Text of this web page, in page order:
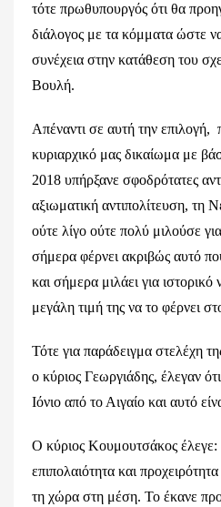
τότε πρωθυπουργός ότι θα
διάλογος με τα κόμματα ώστε
συνέχεια στην κατάθεση του
Βουλή.
Απέναντι σε αυτή την επιλογή,
κυριαρχικό μας δικαίωμα με
2018 υπήρξανε σφοδρότατες
αξιωματική αντιπολίτευση, τη
ούτε λίγο ούτε πολύ μιλούσε
σήμερα φέρνει ακριβώς αυτό
και σήμερα μιλάει για ιστορικό
μεγάλη τιμή της να το φέρνει
Τότε για παράδειγμα στελέχη
ο κύριος Γεωργιάδης, έλεγαν
Ιόνιο από το Αιγαίο και αυτό
Ο κύριος Κουμουτσάκος
επιπολαιότητα και
τη χώρα στη μέση. Το έκανε